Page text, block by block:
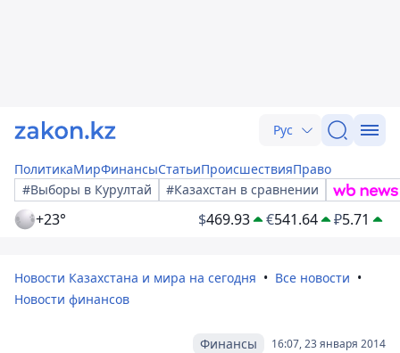
Рус
ПолитикаМирФинансыСтатьиПроисшествияПраво
#Выборы в Курултай
#Казахстан в сравнении
+23° $469.93 €541.64 ₽5.71
Новости Казахстана и мира на сегодня
Все новости
Новости финансов
16:07, 23 января 2014
Финансы